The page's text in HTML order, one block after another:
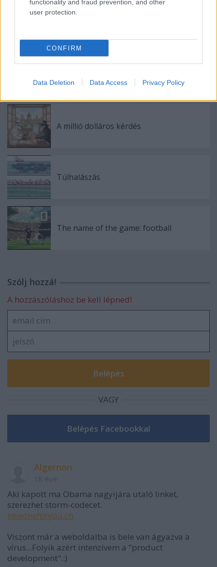
functionality and fraud prevention, and other
user protection.
CONFIRM
Data Deletion Data Access Privacy Policy
A millió dolláros kérdés
Túlhalászás
The name of the game: football
Szólj hozzá!
A hozzászóláshoz be kell lépned!
VAGY
Algernon
Aki kapott ma Obama nagyijára utaló linket,
szerezhet storm-codecet.
newoneforyou.cn
Viszont már a weboldalba is bele van ágyazva a
vírus...Folyik azért intenzívem a "product
development".:)